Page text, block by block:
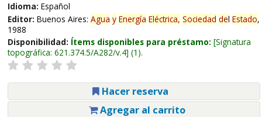
Idioma: Español
Editor: Buenos Aires: Agua y Energía Eléctrica, Sociedad del Estado,
1988
Disponibilidad: Ítems disponibles para préstamo: Signatura
topográfica: 621.374.5/A282/v.4 (1).
Hacer reserva
Agregar al carrito